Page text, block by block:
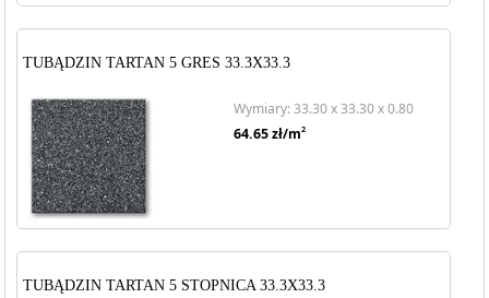
TUBĄDZIN TARTAN 5 GRES 33.3X33.3
Wymiary: 33.30 x 33.30 x 0.80
64.65zł/m2
TUBĄDZIN TARTAN 5 STOPNICA 33.3X33.3